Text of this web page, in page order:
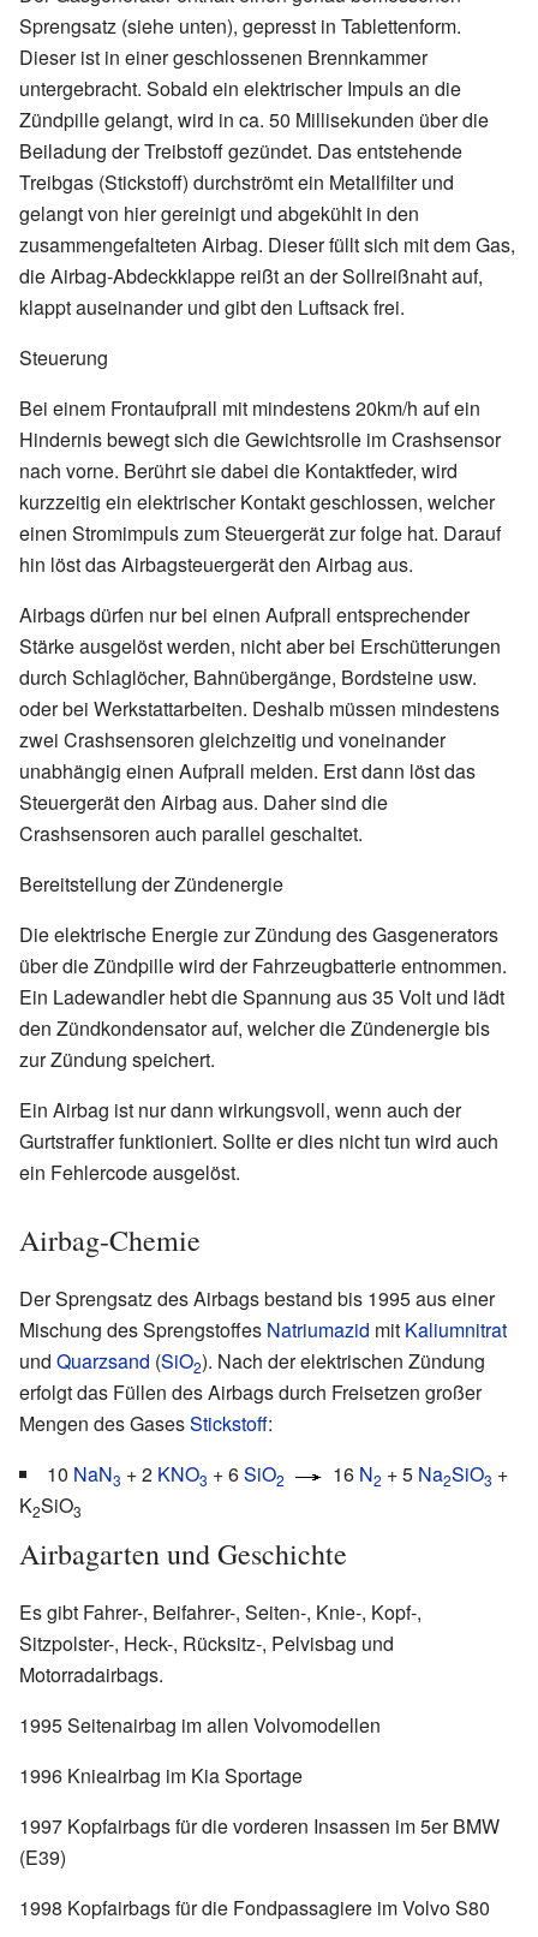
Sprengsatz (siehe unten), gepresst in Tablettenform.
Dieser ist in einer geschlossenen Brennkammer
untergebracht. Sobald ein elektrischer Impuls an die
Zündpille gelangt, wird in ca. 50 Millisekunden über die
Beiladung der Treibstoff gezündet. Das entstehende
Treibgas (Stickstoff) durchströmt ein Metallfilter und
gelangt von hier gereinigt und abgekühlt in den
zusammengefalteten Airbag. Dieser füllt sich mit dem Gas,
die Airbag-Abdeckklappe reißt an der Sollreißnaht auf,
klappt auseinander und gibt den Luftsack frei.
Steuerung
Bei einem Frontaufprall mit mindestens 20km/h auf ein
Hindernis bewegt sich die Gewichtsrolle im Crashsensor
nach vorne. Berührt sie dabei die Kontaktfeder, wird
kurzzeitig ein elektrischer Kontakt geschlossen, welcher
einen Stromimpuls zum Steuergerät zur folge hat. Darauf
hin löst das Airbagsteuergerät den Airbag aus.
Airbags dürfen nur bei einen Aufprall entsprechender
Stärke ausgelöst werden, nicht aber bei Erschütterungen
durch Schlaglöcher, Bahnübergänge, Bordsteine usw.
oder bei Werkstattarbeiten. Deshalb müssen mindestens
zwei Crashsensoren gleichzeitig und voneinander
unabhängig einen Aufprall melden. Erst dann löst das
Steuergerät den Airbag aus. Daher sind die
Crashsensoren auch parallel geschaltet.
Bereitstellung der Zündenergie
Die elektrische Energie zur Zündung des Gasgenerators
über die Zündpille wird der Fahrzeugbatterie entnommen.
Ein Ladewandler hebt die Spannung aus 35 Volt und lädt
den Zündkondensator auf, welcher die Zündenergie bis
zur Zündung speichert.
Ein Airbag ist nur dann wirkungsvoll, wenn auch der
Gurtstraffer funktioniert. Sollte er dies nicht tun wird auch
ein Fehlercode ausgelöst.
Airbag-Chemie
Der Sprengsatz des Airbags bestand bis 1995 aus einer
Mischung des Sprengstoffes Natriumazid mit Kaliumnitrat
und Quarzsand (SiO2). Nach der elektrischen Zündung
erfolgt das Füllen des Airbags durch Freisetzen großer
Mengen des GasesStickstoff:
10 NaN3 + 2 KNO3 + 6SiO2 16 N2 + 5 Na2SiO3 +
K2SiO3
Airbagarten und Geschichte
Es gibt Fahrer-, Beifahrer-, Seiten-, Knie-, Kopf-,
Sitzpolster-, Heck-, Rücksitz-, Pelvisbag und
Motorradairbags.
1995 Seitenairbag im allen Volvomodellen
1996 Knieairbag im Kia Sportage
1997 Kopfairbags für die vorderen Insassen im 5er BMW
(E39)
1998 Kopfairbags für die Fondpassagiere im Volvo S80